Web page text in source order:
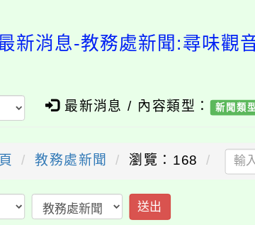
新消息-教務處新聞:尋味觀
最新消息 / 內容類型： 新聞類
教務處新聞 瀏覽：168
送出